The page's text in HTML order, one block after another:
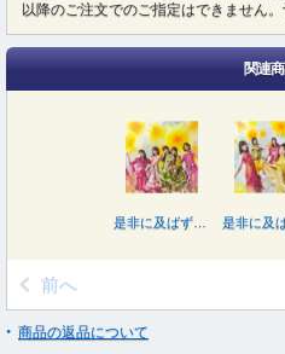
以降のご注文でのご指定はできません。
関連
是非に及
前へ
商品の返品について